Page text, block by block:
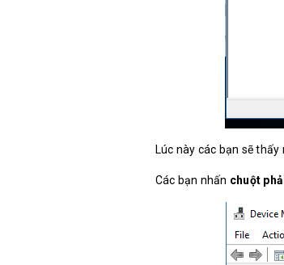
Lúc này các bạn sẽ
Các bạn nhấn chuột